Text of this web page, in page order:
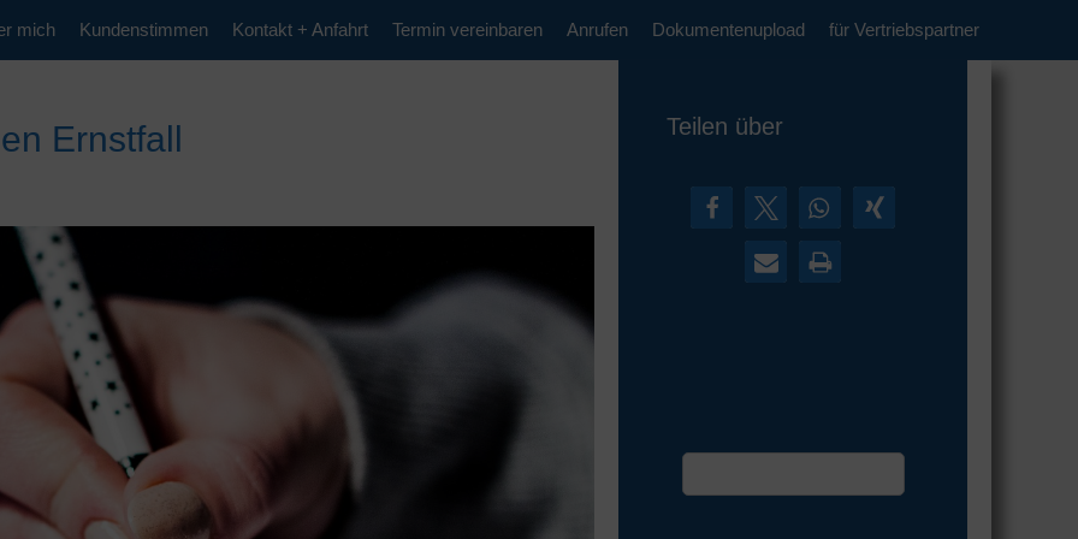
mich Kundenstimmen Kontakt + Anfahrt Termin vereinbaren Anrufen Dokumentenupload für Vertriebspartner
Ernstfall Teilen über